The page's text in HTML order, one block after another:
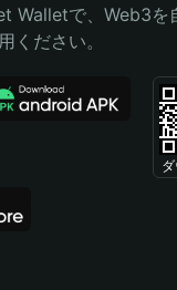
Walletで、Web3を
ください。